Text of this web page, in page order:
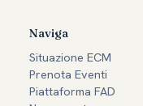
Naviga
Situazione ECM
Prenota Eventi
Piattaforma FAD